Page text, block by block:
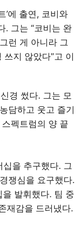
’에 출연, 코비와
. 그는 “코비는 완
런 게 아니라 그
지 않았다”고 이
경 썼다. 그는 모
담하고 웃고 즐기
펙트럼의 양 끝
을 추구했다. 그
쟁심을 요구했다.
발휘했다. 팀 중
재감을 드러냈다.